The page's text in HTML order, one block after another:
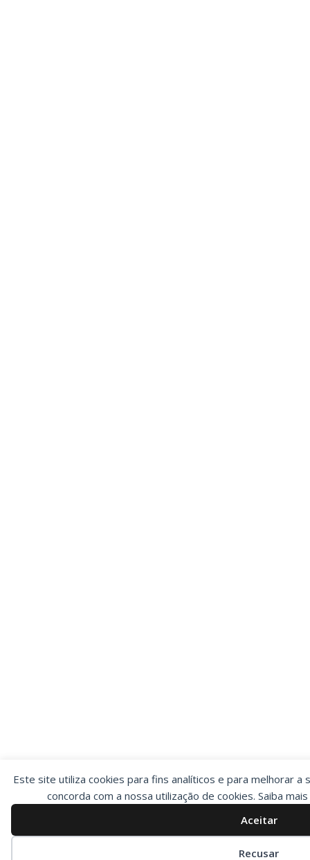
Este site utiliza cookies para fins analíticos e para melhorar a
concorda com a nossa utilização de cookies. Saiba
Aceitar
Recusar